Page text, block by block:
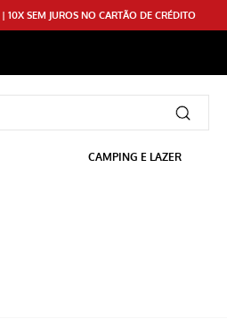
SEM JUROS NO CARTÃO DE CRÉDITO
CAMPING E LAZER